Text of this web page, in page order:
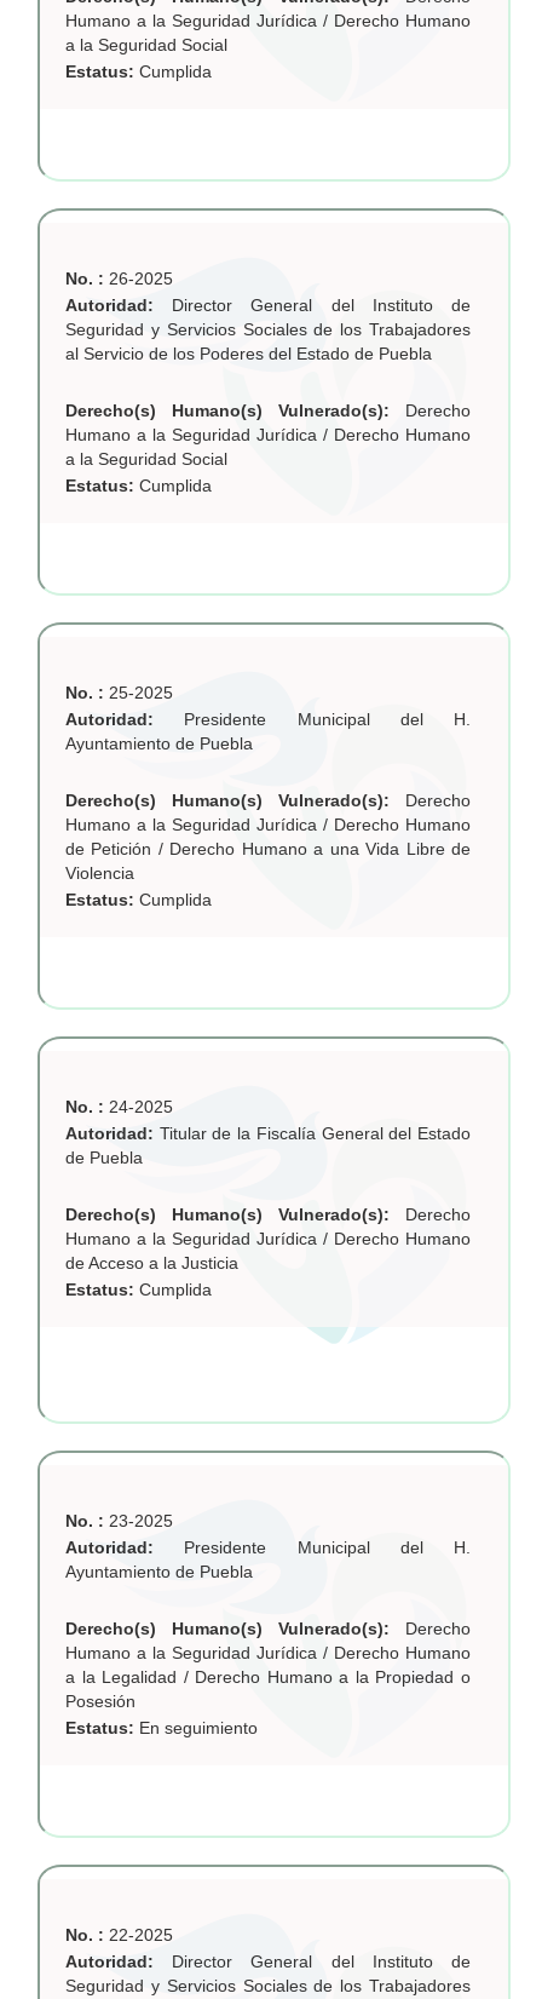
Humano a la Seguridad Jurídica / Derecho Humano
a la Seguridad Social
Estatus: Cumplida
No. : 26-2025
Autoridad: Director General del Instituto de
Seguridad y Servicios Sociales de los Trabajadores
al Servicio de los Poderes del Estado de Puebla
Derecho(s) Humano(s) Vulnerado(s): Derecho
Humano a la Seguridad Jurídica / Derecho Humano
a la Seguridad Social
Estatus: Cumplida
No. : 25-2025
Autoridad: Presidente Municipal del H.
Ayuntamiento de Puebla
Derecho(s) Humano(s) Vulnerado(s): Derecho
Humano a la Seguridad Jurídica / Derecho Humano
de Petición / Derecho Humano a una Vida Libre de
Violencia
Estatus: Cumplida
No. : 24-2025
Autoridad: Titular de la Fiscalía General del Estado
de Puebla
Derecho(s) Humano(s) Vulnerado(s): Derecho
Humano a la Seguridad Jurídica / Derecho Humano
de Acceso a la Justicia
Estatus: Cumplida
No. : 23-2025
Autoridad: Presidente Municipal del H.
Ayuntamiento de Puebla
Derecho(s) Humano(s) Vulnerado(s): Derecho
Humano a la Seguridad Jurídica / Derecho Humano
a la Legalidad / Derecho Humano a la Propiedad o
Posesión
Estatus: En seguimiento
No. : 22-2025
Autoridad: Director General del Instituto de
Seguridad y Servicios Sociales de los Trabajadores